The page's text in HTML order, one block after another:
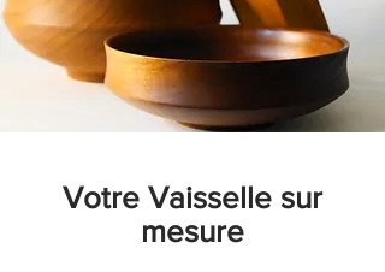
Votre Vaisselle sur
mesure